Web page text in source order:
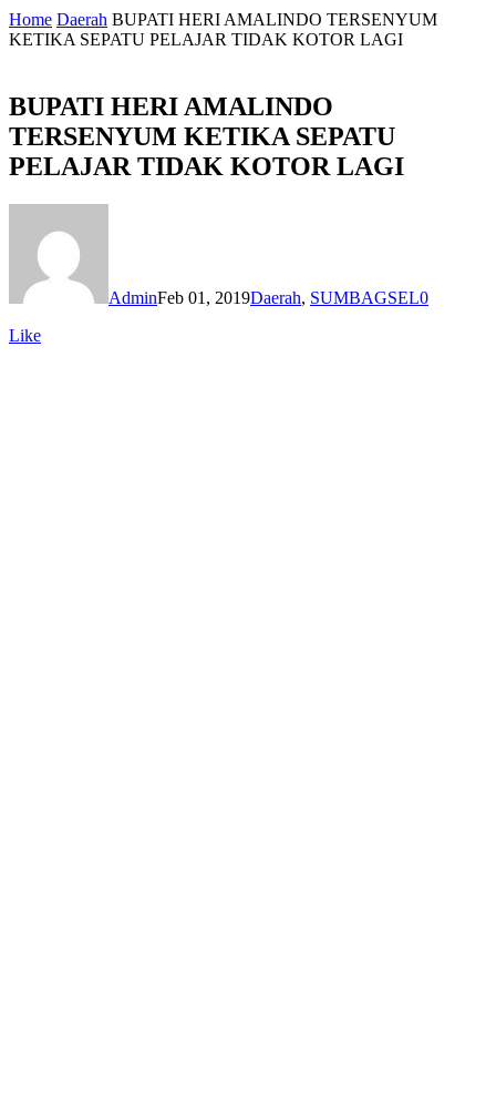
Home Daerah BUPATI HERI AMALINDO TERSENYUM
KETIKA SEPATU PELAJAR TIDAK KOTOR LAGI
BUPATI HERI AMALINDO
TERSENYUM KETIKA SEPATU
PELAJAR TIDAK KOTOR LAGI
AdminFeb 01, 2019Daerah, SUMBAGSEL0
Like